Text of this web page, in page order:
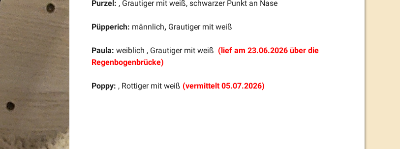
Purzel: , Grautiger mit weiß, schwarzer Punkt an Nase
Püpperich: männlich, Grautiger mit weiß
Paula: weiblich , Grautiger mit weiß (lief am 23.06.2026 über die
Regenbogenbrücke)
Poppy: , Rottiger mit weiß (vermittelt 05.07.2026)